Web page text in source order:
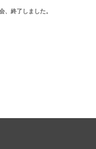
、終了しました。